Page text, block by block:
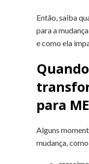
Então, saiba
para a
e como ela
para ME
Alguns
mudança,